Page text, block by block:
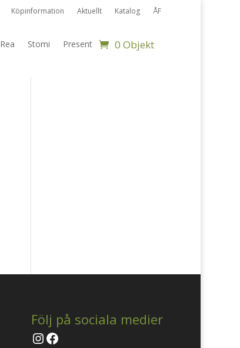
Köpinformation Aktuellt Katalog ÅF
Rea Stomi Present 0 Objekt
Följ på sociala medier
Instagram
Facebook